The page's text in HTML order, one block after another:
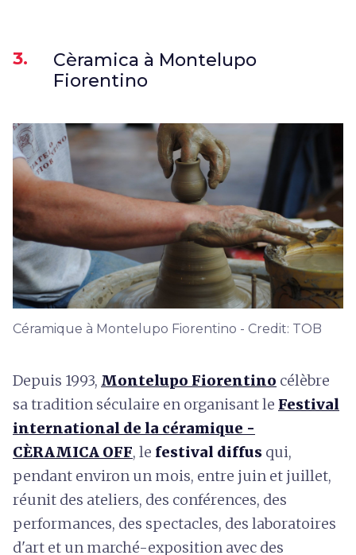
3.
Cèramica à Montelupo
Fiorentino
Céramique à Montelupo Fiorentino - Credit: TOB
Depuis 1993, Montelupo Fiorentino célèbre
sa tradition séculaire en organisant le Festival
international de la céramique -
CÈRAMICA OFF, le festival diffus qui,
pendant environ un mois, entre juin et juillet,
réunit des ateliers, des conférences, des
performances, des spectacles, des laboratoires
d'art et un marché-exposition avec des